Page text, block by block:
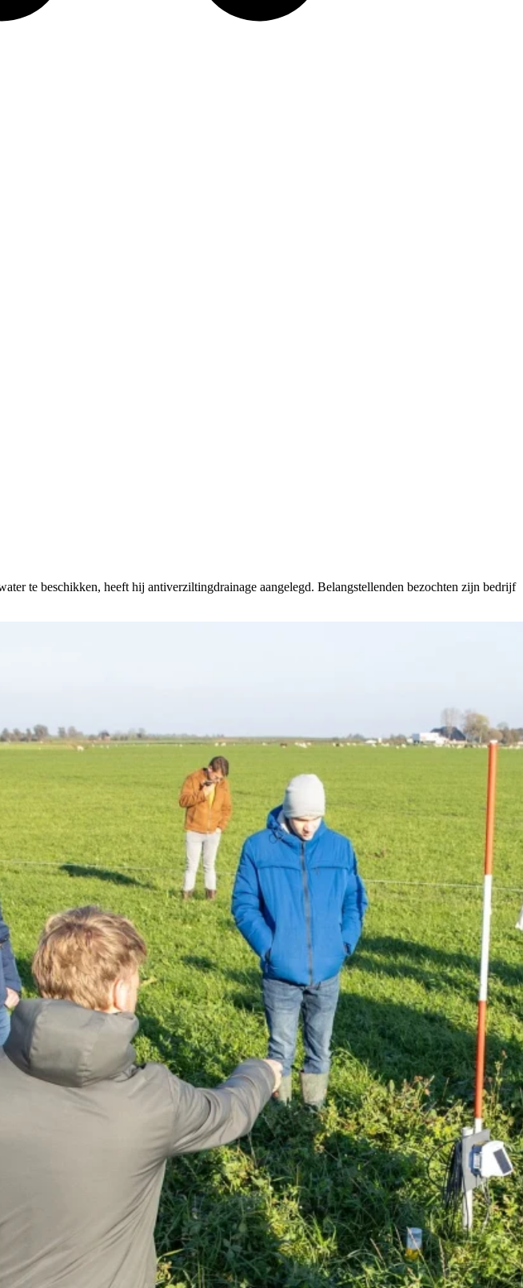
te beschikken, heeft hij antiverziltingdrainage aangelegd. Belangstellenden bezochten zijn bedrijf